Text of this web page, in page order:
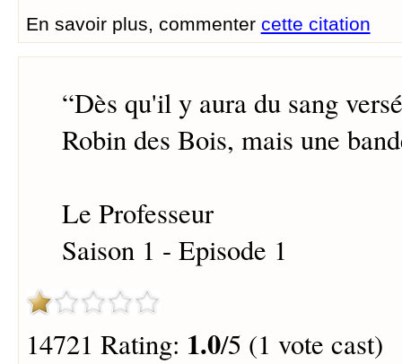
En savoir plus, commenter cette citation
“Dès qu'il y aura du sang
Robin des Bois, mais une
Le Professeur
Saison 1 - Episode 1
14721 Rating: 1.0/5 (1 vote cast)